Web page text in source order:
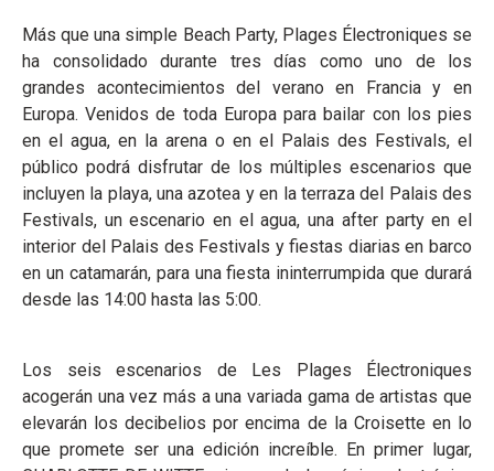
Más que una simple Beach Party, Plages Électroniques se
ha consolidado durante tres días como uno de los
grandes acontecimientos del verano en Francia y en
Europa. Venidos de toda Europa para bailar con los pies
en el agua, en la arena o en el Palais des Festivals, el
público podrá disfrutar de los múltiples escenarios que
incluyen la playa, una azotea y en la terraza del Palais des
Festivals, un escenario en el agua, una after party en el
interior del Palais des Festivals y fiestas diarias en barco
en un catamarán, para una fiesta ininterrumpida que durará
desde las 14:00 hasta las 5:00.
Los seis escenarios de Les Plages Électroniques
acogerán una vez más a una variada gama de artistas que
elevarán los decibelios por encima de la Croisette en lo
que promete ser una edición increíble. En primer lugar,